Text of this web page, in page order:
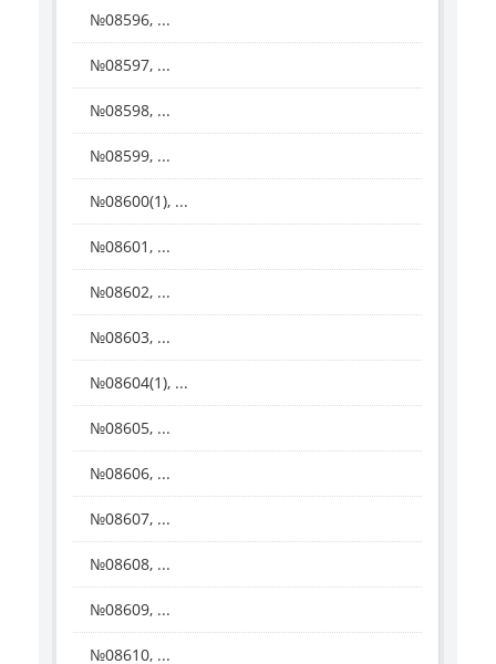
№08596, ...
№08597, ...
№08598, ...
№08599, ...
№08600(1), ...
№08601, ...
№08602, ...
№08603, ...
№08604(1), ...
№08605, ...
№08606, ...
№08607, ...
№08608, ...
№08609, ...
№08610, ...